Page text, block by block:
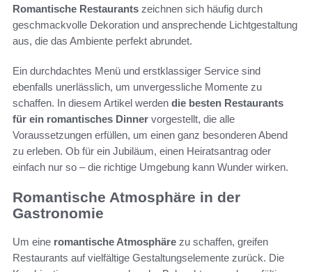
Romantische Restaurants zeichnen sich häufig durch
geschmackvolle Dekoration und ansprechende Lichtgestaltung
aus, die das Ambiente perfekt abrundet.
Ein durchdachtes Menü und erstklassiger Service sind
ebenfalls unerlässlich, um unvergessliche Momente zu
schaffen. In diesem Artikel werden die besten Restaurants
für ein romantisches Dinner vorgestellt, die alle
Voraussetzungen erfüllen, um einen ganz besonderen Abend
zu erleben. Ob für ein Jubiläum, einen Heiratsantrag oder
einfach nur so – die richtige Umgebung kann Wunder wirken.
Romantische Atmosphäre in der
Gastronomie
Um eine romantische Atmosphäre zu schaffen, greifen
Restaurants auf vielfältige Gestaltungselemente zurück. Die